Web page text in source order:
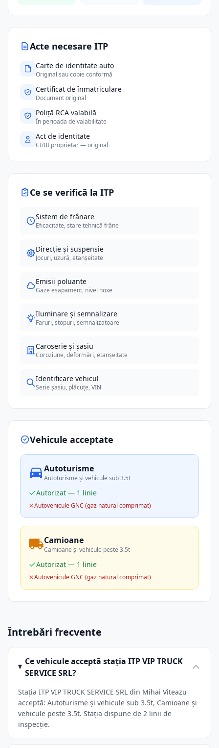
Acte necesare ITP
Carte de identitate auto
Original sau copie conformă
Certificat de înmatriculare
Document original
Poliță RCA valabilă
În perioada de valabilitate
Act de identitate
CI/BI proprietar — original
Ce se verifică la ITP
Sistem de frânare
Eficacitate, stare tehnică frâne
Direcție și suspensie
Jocuri, uzură, etanșeitate
Emisii poluante
Gaze eșapament, nivel noxe
Iluminare și semnalizare
Faruri, stopuri, semnalizatoare
Caroserie și șasiu
Coroziune, deformări, etanșeitate
Identificare vehicul
Serie șasiu, plăcuțe, VIN
Vehicule acceptate
Autoturisme
Autoturisme și vehicule sub 3.5t
Autorizat — 1 linie
Autovehicule GNC (gaz natural comprimat)
Camioane
Camioane și vehicule peste 3.5t
Autorizat — 1 linie
Autovehicule GNC (gaz natural comprimat)
Întrebări frecvente
Ce vehicule acceptă stația ITP VIP TRUCK
SERVICE SRL?
Stația ITP VIP TRUCK SERVICE SRL din Mihai Viteazu
acceptă: Autoturisme și vehicule sub 3.5t, Camioane și
vehicule peste 3.5t. Stația dispune de 2 linii de
inspecție.